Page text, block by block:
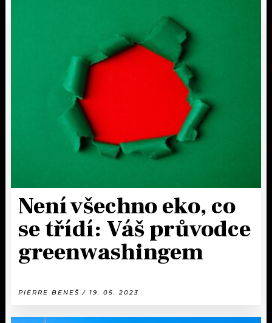
Není všechno eko, co
se třídí: Váš průvodce
greenwashingem
PIERRE BENEŠ / 19. 05. 2023